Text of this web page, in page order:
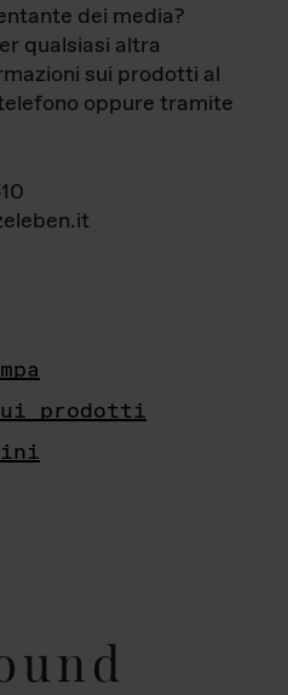
dei media?
qualsiasi altra
sui prodotti al
oppure tramite
prodotti